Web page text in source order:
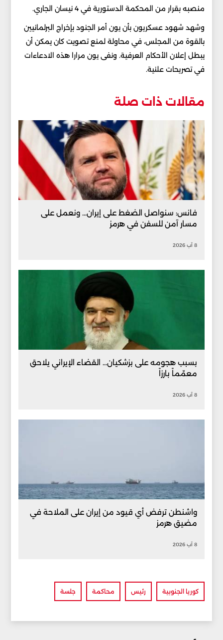
منصبه بقرار من المحكمة الدستورية في 4 نيسان الجاري.
وشهد شهود عسكريون بأن يون أمر الجنود بإخراج البرلمانيين
بالقوة من المجلس، في محاولة لمنع تصويت كان يمكن أن
يبطل إعلان الأحكام العرفية. ونفى يون مرارا هذه الادعاءات
في تصريحات علنية.
مقالات ذات صلة
فانس: سنواصل الضغط على إيران... ونعمل على
مسار آمن للسفن في هرمز
8 آب 2026
بسبب هجومه على بزشكيان... القضاء الإيراني يلاحق
معمّماً بارزاً
8 آب 2026
واشنطن ترفض أي قيود من إيران على الملاحة في
مضيق هرمز
8 آب 2026
كوريا الجنوبية رئيس محاكمة جلسة